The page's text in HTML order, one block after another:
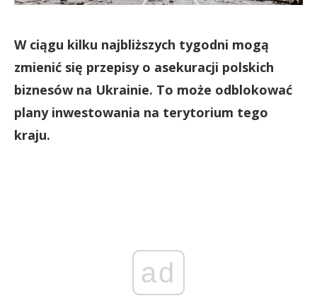
W ciągu kilku najbliższych tygodni mogą
zmienić się przepisy o asekuracji polskich
biznesów na Ukrainie. To może odblokować
plany inwestowania na terytorium tego
kraju.
ad